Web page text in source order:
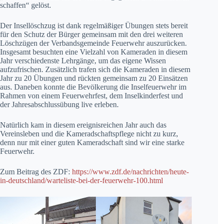
schaffen“ gelöst.
Der Insellöschzug ist dank regelmäßiger Übungen stets bereit
für den Schutz der Bürger gemeinsam mit den drei weiteren
Löschzügen der Verbandsgemeinde Feuerwehr auszurücken.
Insgesamt besuchten eine Vielzahl von Kameraden in diesem
Jahr verschiedenste Lehrgänge, um das eigene Wissen
aufzufrischen. Zusätzlich trafen sich die Kameraden in diesem
Jahr zu 20 Übungen und rückten gemeinsam zu 20 Einsätzen
aus. Daneben konnte die Bevölkerung die Inselfeuerwehr im
Rahmen von einem Feuerwehrfest, dem Inselkinderfest und
der Jahresabschlussübung live erleben.
Natürlich kam in diesem ereignisreichen Jahr auch das
Vereinsleben und die Kameradschaftspflege nicht zu kurz,
denn nur mit einer guten Kameradschaft sind wir eine starke
Feuerwehr.
Zum Beitrag des ZDF: https://www.zdf.de/nachrichten/heute-
in-deutschland/warteliste-bei-der-feuerwehr-100.html